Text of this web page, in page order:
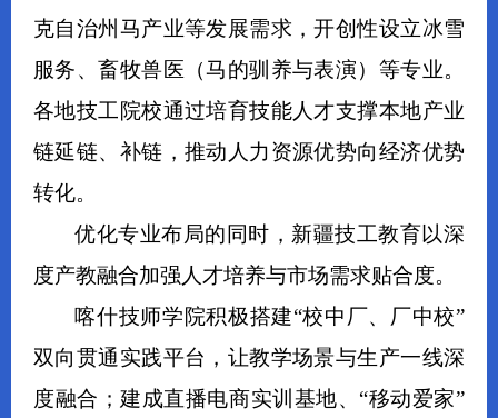
克自治州马产业等发展需求，开创性设立冰雪
服务、畜牧兽医（马的驯养与表演）等专业。
各地技工院校通过培育技能人才支撑本地产业
链延链、补链，推动人力资源优势向经济优势
转化。
优化专业布局的同时，新疆技工教育以深
度产教融合加强人才培养与市场需求贴合度。
喀什技师学院积极搭建“校中厂、厂中校”
双向贯通实践平台，让教学场景与生产一线深
度融合；建成直播电商实训基地、“移动爱家”